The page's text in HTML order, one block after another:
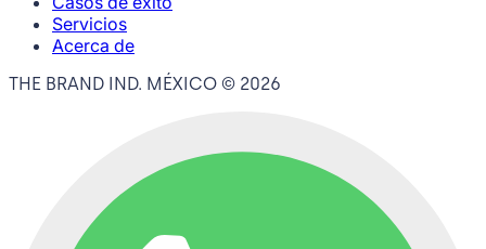
Servicios
Acerca de
THE BRAND IND. MÉXICO © 2026